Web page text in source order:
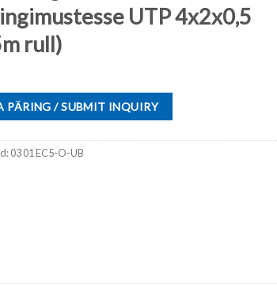
UTP 4x2x0,5
rull)
PÄRING / SUBMIT INQUIRY
03 01 EC5-O-UB